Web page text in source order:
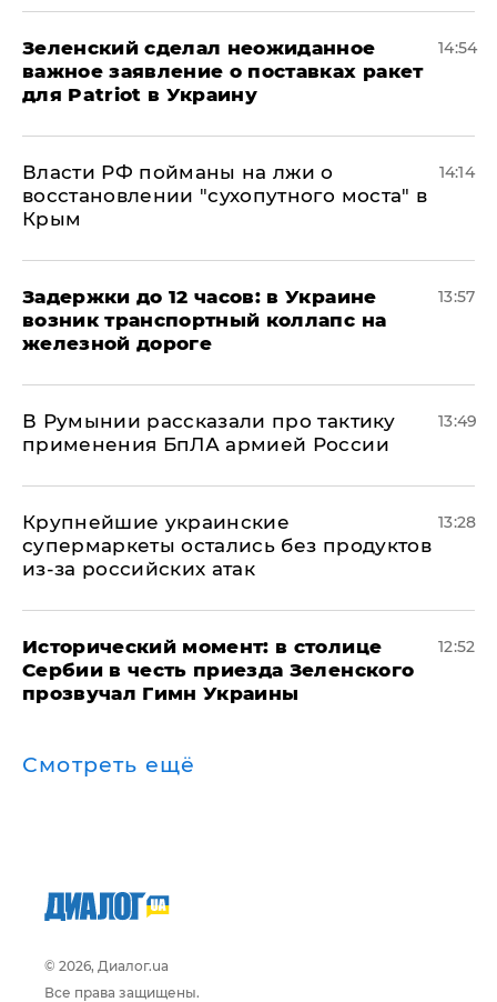
Зеленский сделал неожиданное
важное заявление о поставках ракет
для Patriot в Украину
14:54
Власти РФ пойманы на лжи о
восстановлении "сухопутного моста" в
Крым
14:14
Задержки до 12 часов: в Украине
возник транспортный коллапс на
железной дороге
13:57
В Румынии рассказали про тактику
применения БпЛА армией России
13:49
Крупнейшие украинские
супермаркеты остались без продуктов
из-за российских атак
13:28
Исторический момент: в столице
Сербии в честь приезда Зеленского
прозвучал Гимн Украины
12:52
Смотреть ещё
© 2026, Диалог.ua
Все права защищены.